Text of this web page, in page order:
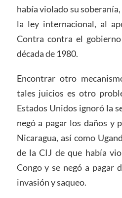
había violado su
la ley internacional, al
Contra contra el
década de 1980.
Encontrar otro
tales juicios es otro
Estados Unidos ignoró la
negó a pagar los daños y
Nicaragua, así como
de la CIJ de que había
Congo y se negó a pagar
invasión y saqueo.